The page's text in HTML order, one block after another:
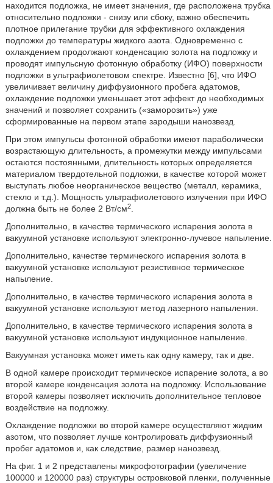
находится подложка, не имеет значения, где расположена трубка
относительно подложки - снизу или сбоку, важно обеспечить
плотное прилегание трубки для эффективного охлаждения
подложки до температуры жидкого азота. Одновременно с
охлаждением продолжают конденсацию золота на подложку и
проводят импульсную фотонную обработку (ИФО) поверхности
подложки в ультрафиолетовом спектре. Известно [6], что ИФО
увеличивает величину диффузионного пробега адатомов,
охлаждение подложки уменьшает этот эффект до необходимых
значений и позволяет сохранить («заморозить») уже
сформированные на первом этапе зародыши нанозвезд.
При этом импульсы фотонной обработки имеют параболически
возрастающую длительность, а промежутки между импульсами
остаются постоянными, длительность которых определяется
материалом твердотельной подложки, в качестве которой может
выступать любое неорганическое вещество (металл, керамика,
стекло и т.д.). Мощность ультрафиолетового излучения при ИФО
должна быть не более 2 Вт/см2.
Дополнительно, в качестве термического испарения золота в
вакуумной установке используют электронно-лучевое напыление.
Дополнительно, качестве термического испарения золота в
вакуумной установке используют резистивное термическое
напыление.
Дополнительно, в качестве термического испарения золота в
вакуумной установке используют метод лазерного напыления.
Дополнительно, в качестве термического испарения золота в
вакуумной установке используют индукционное напыление.
Вакуумная установка может иметь как одну камеру, так и две.
В одной камере происходит термическое испарение золота, а во
второй камере конденсация золота на подложку. Использование
второй камеры позволяет исключить дополнительное тепловое
воздействие на подложку.
Охлаждение подложки во второй камере осуществляют жидким
азотом, что позволяет лучше контролировать диффузионный
пробег адатомов и, как следствие, размер нанозвезд.
На фиг. 1 и 2 представлены микрофотографии (увеличение
100000 и 120000 раз) структуры островковой пленки, полученные